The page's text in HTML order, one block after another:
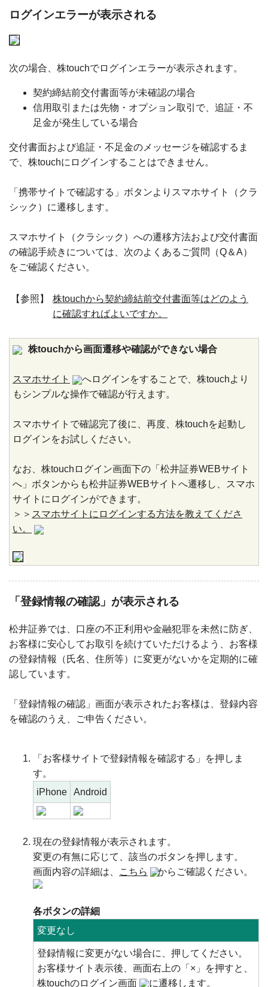
ログインエラーが表示される
次の場合、株touchでログインエラーが表示されます。
契約締結前交付書面等が未確認の場合
信用取引または先物・オプション取引で、追証・不
足金が発生している場合
交付書面および追証・不足金のメッセージを確認するま
で、株touchにログインすることはできません。
「携帯サイトで確認する」ボタンよりスマホサイト（クラ
シック）に遷移します。
スマホサイト（クラシック）への遷移方法および交付書面
の確認手続きについては、次のよくあるご質問（Q＆A）
をご確認ください。
【参照】
株touchから契約締結前交付書面等はどのよう
に確認すればよいですか。
株touchから画面遷移や確認ができない場合
スマホサイト
へログインをすることで、株touchより
もシンプルな操作で確認が行えます。
スマホサイトで確認完了後に、再度、株touchを起動し
ログインをお試しください。
なお、株touchログイン画面下の「松井証券WEBサイト
へ」ボタンからも松井証券WEBサイトへ遷移し、スマホ
サイトにログインができます。
＞＞ スマホサイトにログインする方法を教えてくださ
い。
「登録情報の確認」が表示される
松井証券では、口座の不正利用や金融犯罪を未然に防ぎ、
お客様に安心してお取引を続けていただけるよう、お客様
の登録情報（氏名、住所等）に変更がないかを定期的に確
認しています。
「登録情報の確認」画面が表示されたお客様は、登録内容
を確認のうえ、ご申告ください。
「お客様サイトで登録情報を確認する」を押しま
す。
iPhone
Android
現在の登録情報が表示されます。
変更の有無に応じて、該当のボタンを押します。
画面内容の詳細は、
こちら からご確認ください。
各ボタンの詳細
変更なし
登録情報に変更がない場合に、押してください。
お客様サイト表示後、画面右上の「×」を押すと、
株touchのログイン画面
に遷移します。